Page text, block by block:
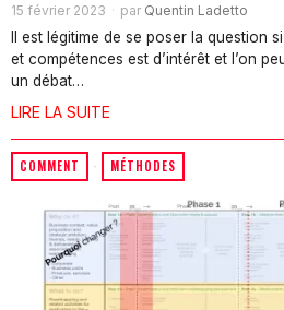
15 février 2023 par Quentin Ladetto
Il est légitime de se poser la question
et compétences est d’intérêt et l’on
un débat…
LIRE LA SUITE
COMMENT · MÉTHODES